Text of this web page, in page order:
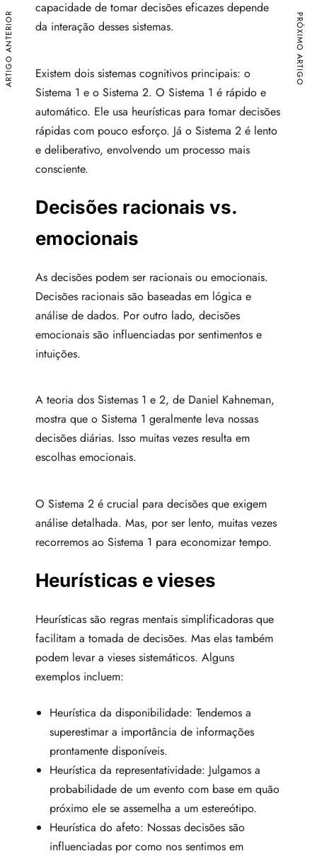
capacidade de tomar decisões eficazes depende
da interação desses sistemas.
Existem dois sistemas cognitivos principais: o
Sistema 1 e o Sistema 2. O Sistema 1 é rápido e
automático. Ele usa heurísticas para tomar decisões
rápidas com pouco esforço. Já o Sistema 2 é lento
e deliberativo, envolvendo um processo mais
consciente.
Decisões racionais vs.
emocionais
As decisões podem ser racionais ou emocionais.
Decisões racionais são baseadas em lógica e
análise de dados. Por outro lado, decisões
emocionais são influenciadas por sentimentos e
intuições.
A teoria dos Sistemas 1 e 2, de Daniel Kahneman,
mostra que o Sistema 1 geralmente leva nossas
decisões diárias. Isso muitas vezes resulta em
escolhas emocionais.
O Sistema 2 é crucial para decisões que exigem
análise detalhada. Mas, por ser lento, muitas vezes
recorremos ao Sistema 1 para economizar tempo.
Heurísticas e vieses
Heurísticas são regras mentais simplificadoras que
facilitam a tomada de decisões. Mas elas também
podem levar a vieses sistemáticos. Alguns
exemplos incluem:
Heurística da disponibilidade: Tendemos a
superestimar a importância de informações
prontamente disponíveis.
Heurística da representatividade: Julgamos a
probabilidade de um evento com base em quão
próximo ele se assemelha a um estereótipo.
Heurística do afeto: Nossas decisões são
influenciadas por como nos sentimos em
ARTIGO ANTERIOR PRÓXIMO ARTIGO